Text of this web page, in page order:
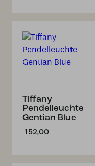
Tiffany
Pendelleuchte
Gentian Blue
152,00